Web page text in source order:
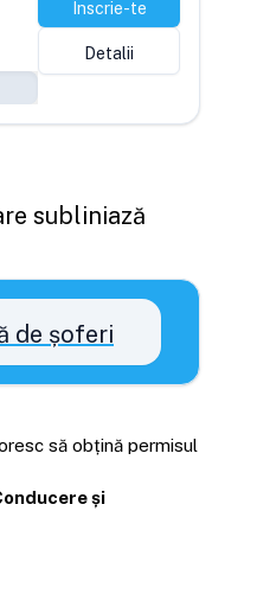
Înscrie-te
Detalii
subliniază
de șoferi
să obțină permisul
și